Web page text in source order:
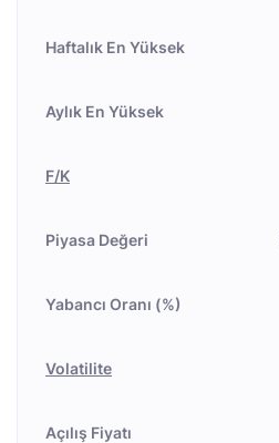
Haftalık En Yüksek
Aylık En Yüksek
F/K
Piyasa Değeri
Yabancı Oranı (%)
Volatilite
Açılış Fiyatı